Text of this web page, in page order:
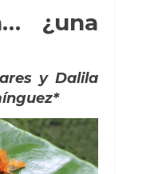
¿una
y Dalila